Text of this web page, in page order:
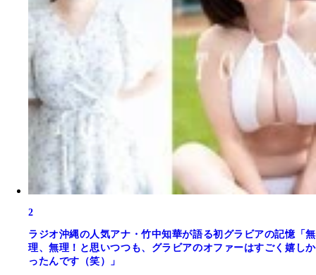
2
ラジオ沖縄の人気アナ・竹中知華が語る初グラビアの記憶「無
理、無理！と思いつつも、グラビアのオファーはすごく嬉しか
ったんです（笑）」